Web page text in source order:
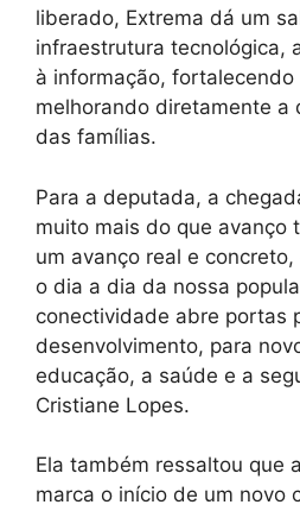
liberado, Extrema dá um
infraestrutura tecnológica,
à informação, fortalecendo
melhorando diretamente a
das famílias.
Para a deputada, a
muito mais do que avanço
um avanço real e
o dia a dia da nossa
conectividade abre portas
desenvolvimento, para
educação, a saúde e a
Cristiane Lopes.
Ela também ressaltou que
marca o início de um novo